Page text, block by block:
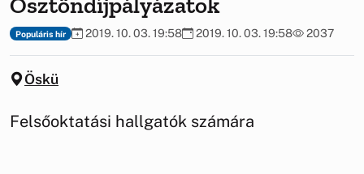
Populáris hír 2019. 10. 03. 19:58 2019. 10. 03. 19:58 2037
Öskü
Felsőoktatási hallgatók számára